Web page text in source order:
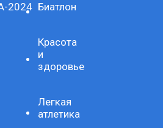
2024 Биатлон
Красота
и
здоровье
Легкая
атлетика